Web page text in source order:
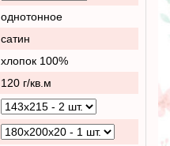
однотонное
сатин
хлопок 100%
120 г/кв.м